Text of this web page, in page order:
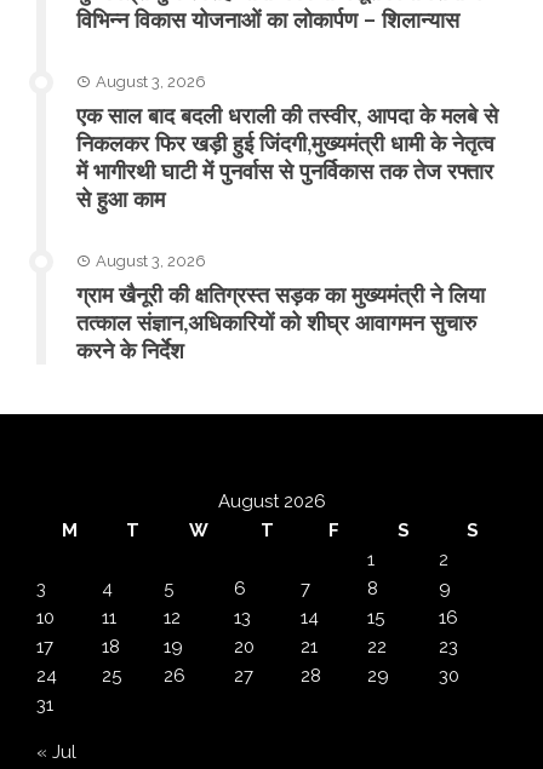
विभिन्न विकास योजनाओं का लोकार्पण – शिलान्यास
August 3, 2026
एक साल बाद बदली धराली की तस्वीर, आपदा के मलबे से
निकलकर फिर खड़ी हुई जिंदगी,मुख्यमंत्री धामी के नेतृत्व
में भागीरथी घाटी में पुनर्वास से पुनर्विकास तक तेज रफ्तार
से हुआ काम
August 3, 2026
ग्राम खैनूरी की क्षतिग्रस्त सड़क का मुख्यमंत्री ने लिया
तत्काल संज्ञान,अधिकारियों को शीघ्र आवागमन सुचारु
करने के निर्देश
August 2026
M
T W T F S
S
1
2
3
4 5 6 7 8
9
10
11 12 13 14 15
16
17
18 19 20 21 22
23
24
25 26 27 28 29
30
31
« Jul